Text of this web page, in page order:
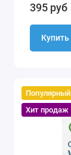
395 руб
Купить
Популярный
Хит продаж